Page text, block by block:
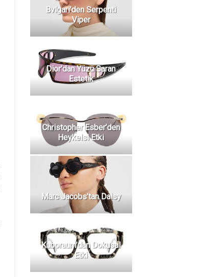
Bvlgari’den Serpenti
Viper
Dior’dan Yüzü Saran
Estetik
Christopher Esber’den
Heykelsi Etki
Marc Jacobs’tan Daisy
Kuboraum’dan Dokusal
Etki